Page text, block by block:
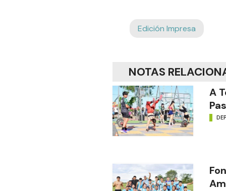
Edición Impresa
NOTAS
A